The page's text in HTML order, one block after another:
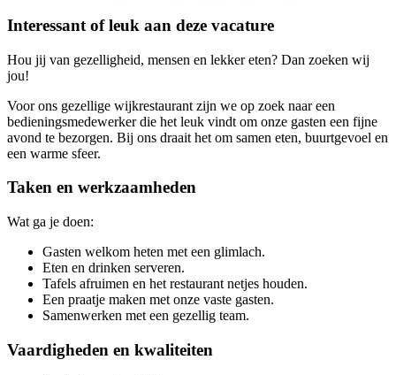
Interessant of leuk aan deze vacature
Hou jij van gezelligheid, mensen en lekker eten? Dan zoeken wij
jou!
Voor ons gezellige wijkrestaurant zijn we op zoek naar een
bedieningsmedewerker die het leuk vindt om onze gasten een fijne
avond te bezorgen. Bij ons draait het om samen eten, buurtgevoel en
een warme sfeer.
Taken en werkzaamheden
Wat ga je doen:
Gasten welkom heten met een glimlach.
Eten en drinken serveren.
Tafels afruimen en het restaurant netjes houden.
Een praatje maken met onze vaste gasten.
Samenwerken met een gezellig team.
Vaardigheden en kwaliteiten